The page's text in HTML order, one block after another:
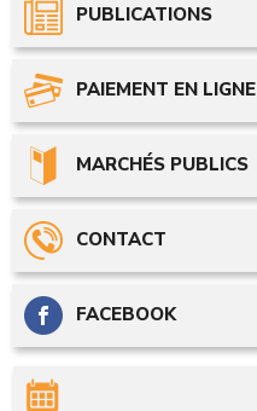
PUBLICATIONS
PAIEMENT EN LIGNE
MARCHÉS PUBLICS
CONTACT
FACEBOOK